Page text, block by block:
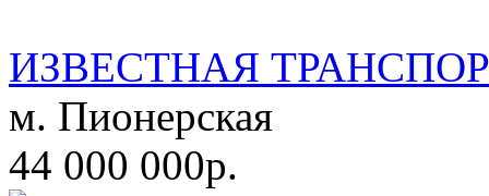
ИЗВЕСТНАЯ
м. Пионерская
44 000 000р.